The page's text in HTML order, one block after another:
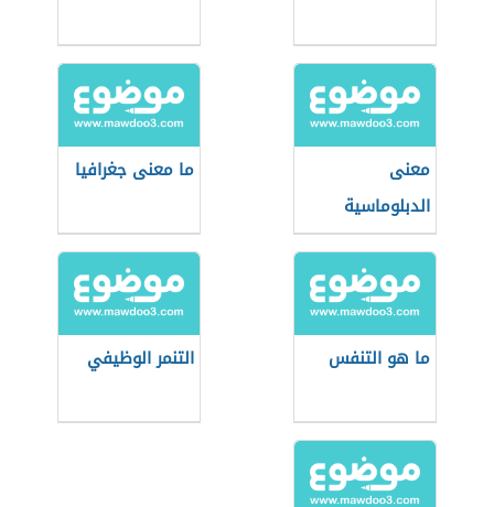
معنى
الدبلوماسية
ما معنى جغرافيا
ما هو التنفس التنمر الوظيفي